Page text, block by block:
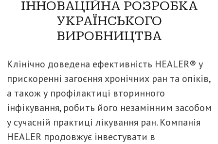
ІННОВАЦІЙНА РОЗРОБКА
УКРАЇНСЬКОГО
ВИРОБНИЦТВА
Клінічно доведена ефективність HEALER® у
прискоренні загоєння хронічних ран та опіків,
а також у профілактиці вторинного
інфікування, робить його незамінним засобом
у сучасній практиці лікування ран. Компанія
HEALER продовжує інвестувати в